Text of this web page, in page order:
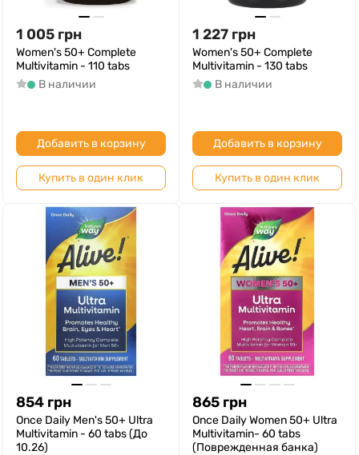
1 005 грн
Women's 50+ Complete
Multivitamin - 110 tabs
В наличии
Добавить в корзину
Купить в один клик
1 227 грн
Women's 50+ Complete
Multivitamin - 130 tabs
В наличии
Добавить в корзину
Купить в один клик
854 грн
Once Daily Men's 50+ Ultra
Multivitamin - 60 tabs (До
10.26)
865 грн
Once Daily Women 50+ Ultra
Multivitamin- 60 tabs
(Поврежденная банка)